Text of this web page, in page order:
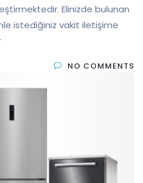
Elinizde bulunan
istediğiniz vakit iletişime
NO COMMENTS